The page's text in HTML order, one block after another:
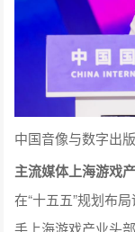
中国音像与数字出
主流媒体上海游戏
在“十五五”规划布
手上海游戏产业头